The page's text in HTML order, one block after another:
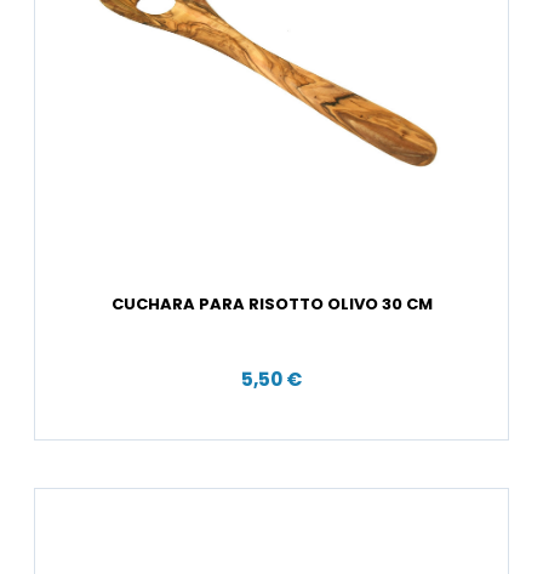
CUCHARA PARA RISOTTO OLIVO 30 CM
5,50 €